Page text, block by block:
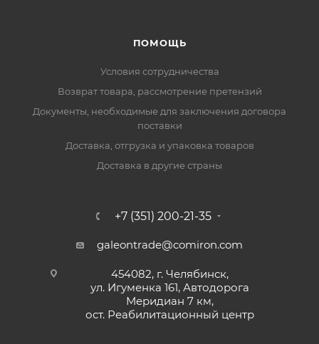
ПОМОЩЬ
Условия сотрудничества
Возврат товара, рассмотрение претензий
Документы, необходимые для заключения договора
поставки
Доставка, отгрузка и упаковка товаров
Доставка в другие страны
+7 (351) 200-21-35
galeontrade@comiron.com
454082, г. Челябинск,
ул. Игуменка 161, Автодорога
Меридиан 7 км,
ост. Реабилитационный центр